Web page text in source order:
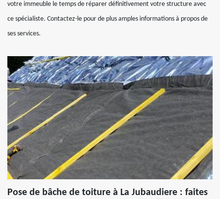
votre immeuble le temps de réparer définitivement votre structure avec
ce spécialiste. Contactez-le pour de plus amples informations à propos de
ses services.
Pose de bâche de toiture à La Jubaudiere : faites